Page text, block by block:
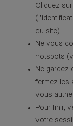
Cliquez
du site).
Ne vous
hotspots
Ne gardez
fermez les
vous
Pour finir,
votre